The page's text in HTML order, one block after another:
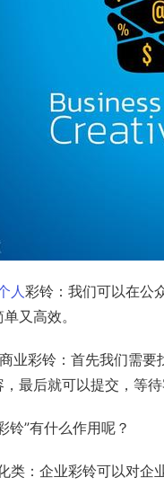
人彩铃：我们可以在公
又高效。
业彩铃：首先我们需要
最后就可以提交，等待
铃”有什么作用呢？
类：企业彩铃可以对企